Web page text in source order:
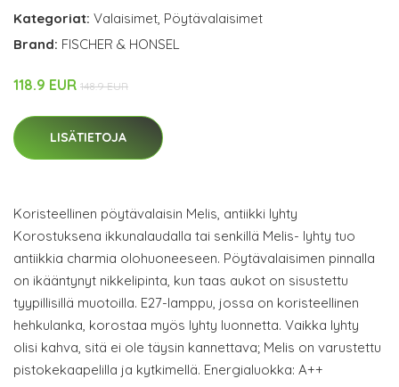
Kategoriat: Valaisimet, Pöytävalaisimet
Brand: FISCHER & HONSEL
118.9 EUR 148.9 EUR
LISÄTIETOJA
Koristeellinen pöytävalaisin Melis, antiikki lyhty
Korostuksena ikkunalaudalla tai senkillä Melis- lyhty tuo
antiikkia charmia olohuoneeseen. Pöytävalaisimen pinnalla
on ikääntynyt nikkelipinta, kun taas aukot on sisustettu
tyypillisillä muotoilla. E27-lamppu, jossa on koristeellinen
hehkulanka, korostaa myös lyhty luonnetta. Vaikka lyhty
olisi kahva, sitä ei ole täysin kannettava; Melis on varustettu
pistokekaapelilla ja kytkimellä. Energialuokka: A++